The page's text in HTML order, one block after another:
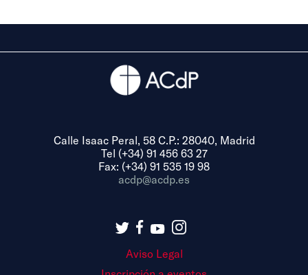
Calle Isaac Peral, 58 C.P.: 28040, Madrid
Tel (+34) 91 456 63 27
Fax: (+34) 91 535 19 98
acdp@acdp.es
Aviso Legal